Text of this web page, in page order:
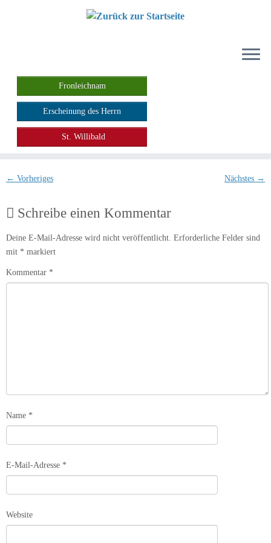
Fronleichnam
Erscheinung des Herrn
St. Willibald
← Vorheriges Nächstes →
Schreibe einen Kommentar
Deine E-Mail-Adresse wird nicht veröffentlicht. Erforderliche Felder sind
mit * markiert
Kommentar *
Name *
E-Mail-Adresse *
Website